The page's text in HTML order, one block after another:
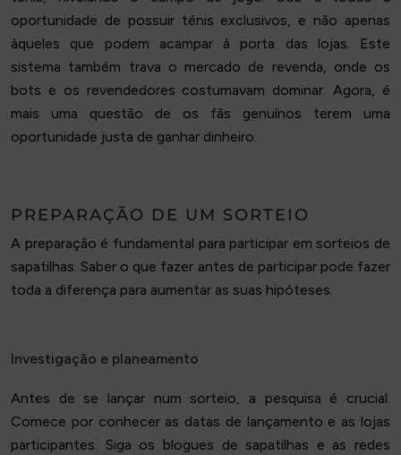
oportunidade de possuir ténis exclusivos, e não apenas
àqueles que podem acampar à porta das lojas. Este
sistema também trava o mercado de revenda, onde os
bots e os revendedores costumavam dominar. Agora, é
mais uma questão de os fãs genuínos terem uma
oportunidade justa de ganhar dinheiro.
PREPARAÇÃO DE UM SORTEIO
A preparação é fundamental para participar em sorteios de
sapatilhas. Saber o que fazer antes de participar pode fazer
toda a diferença para aumentar as suas hipóteses.
Investigação e planeamento
Antes de se lançar num sorteio, a pesquisa é crucial.
Comece por conhecer as datas de lançamento e as lojas
participantes. Siga os blogues de sapatilhas e as redes